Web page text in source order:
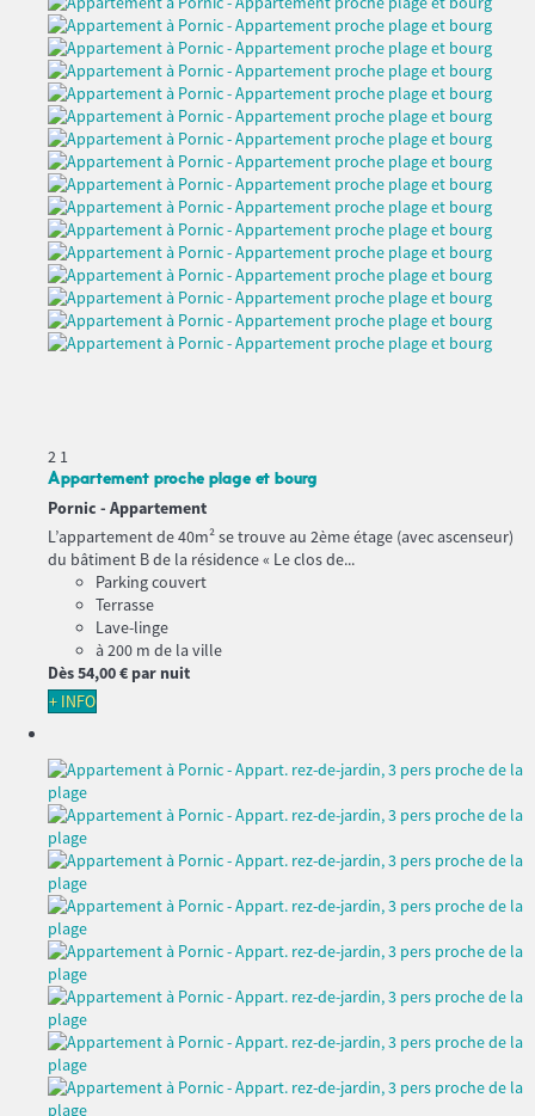
2 1
Appartement proche plage et bourg
Pornic - Appartement
L’appartement de 40m² se trouve au 2ème étage (avec ascenseur)
du bâtiment B de la résidence « Le clos de...
Parking couvert
Terrasse
Lave-linge
à 200 m de la ville
Dès54,00 € par nuit
+ INFO